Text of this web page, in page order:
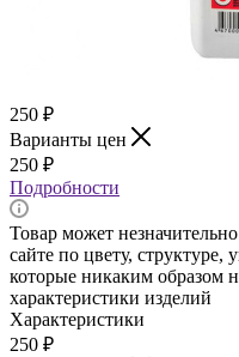
250 ₽
Варианты цен
250 ₽
Подробности
Товар может
сайте по цвету, структуре,
которые никаким образом
характеристики изделий
Характеристики
250 ₽